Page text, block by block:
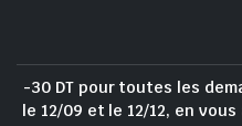
-30 DT pour toutes les
le 12/09 et le 12/12, en